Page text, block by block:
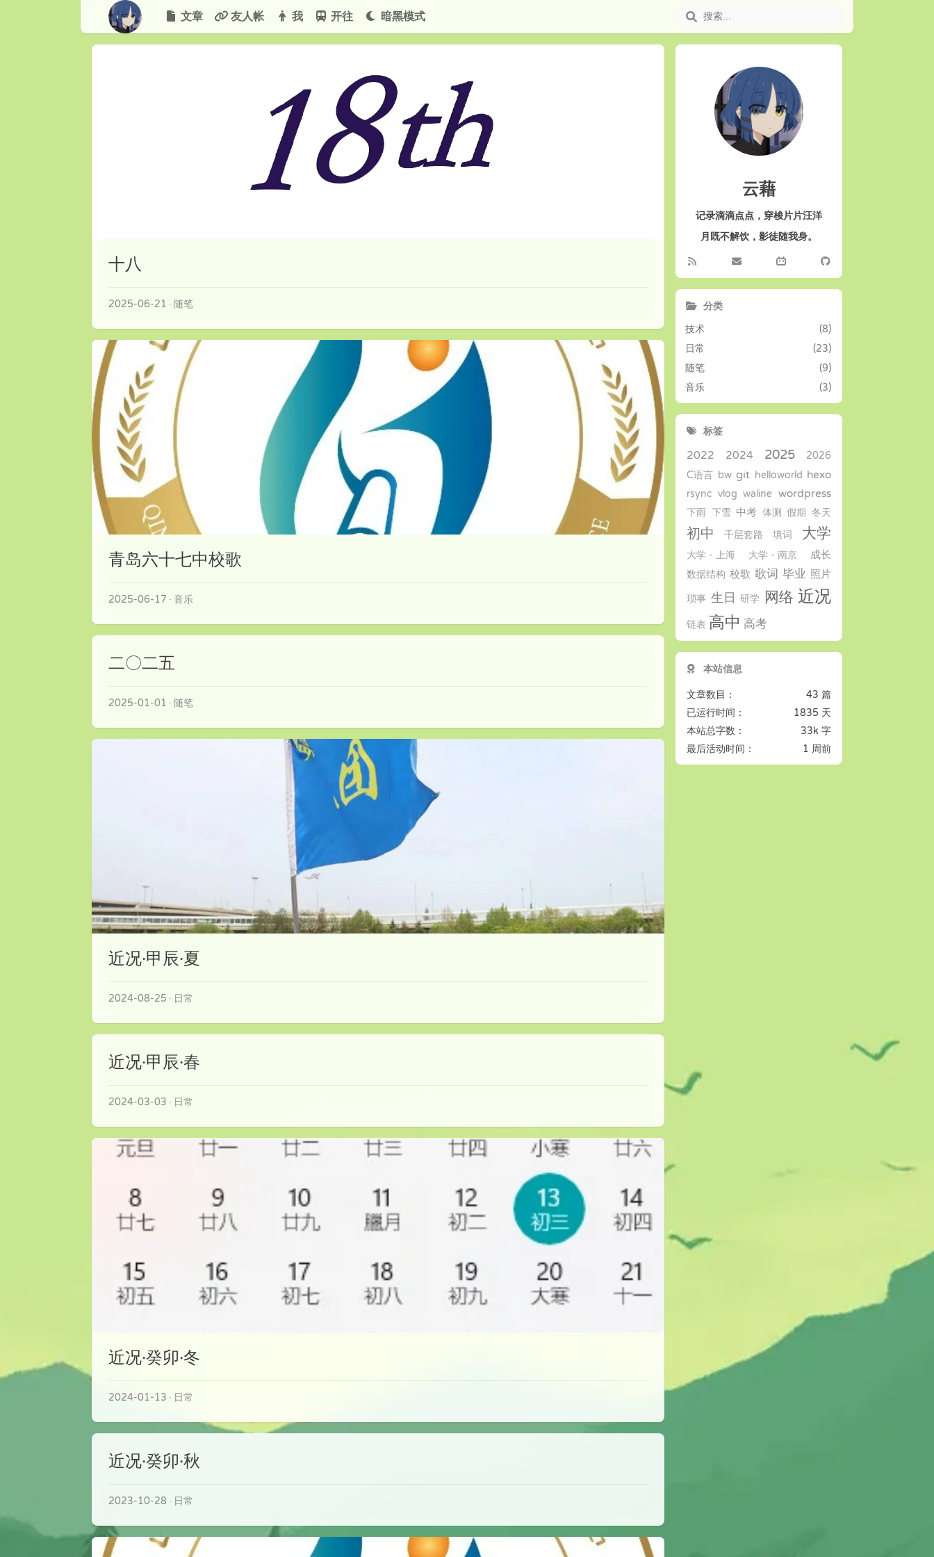
文章 友人帐 我 开往 暗黑模式
十八
2025-06-21 随笔
青岛六十七中校歌
2025-06-17 音乐
二〇二五
2025-01-01 随笔
近况·甲辰·夏
2024-08-25 日常
近况·甲辰·春
2024-03-03 日常
近况·癸卯·冬
2024-01-13 日常
近况·癸卯·秋
2023-10-28 日常
云藉
记录滴滴点点，穿梭片片汪洋
月既不解饮，影徒随我身。
分类
技术
(8)
日常
(23)
随笔
(9)
音乐
(3)
标签
2022 2024 2025
2026
C语言 bw git helloworld hexo
rsync vlog waline wordpress
下雨 下雪 中考 体测 假期 冬天
初中 千层套路 填词 大学
大学 - 上海 大学 - 南京 成长
数据结构 校歌 歌词 毕业 照片
琐事 生日 研学 网络 近况
链表 高中 高考
本站信息
文章数目：
43 篇
已运行时间：
1835 天
本站总字数：
33k 字
最后活动时间：
1 周前